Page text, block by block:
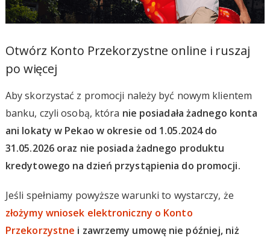
Otwórz Konto Przekorzystne online i ruszaj
po więcej
Aby skorzystać z promocji należy być nowym klientem
banku, czyli osobą, która nie posiadała żadnego konta
ani lokaty w Pekao w okresie od 1.05.2024 do
31.05.2026 oraz nie posiada żadnego produktu
kredytowego na dzień przystąpienia do promocji.
Jeśli spełniamy powyższe warunki to wystarczy, że
złożymy wniosek elektroniczny o Konto
Przekorzystne i zawrzemy umowę nie później, niż